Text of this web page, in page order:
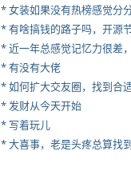
* 女装如果没有热榜感觉分
* 近一年总感觉记忆力很差
* 有没有大佬
* 如何扩大交友圈，找到合
* 发财从今天开始
* 写着玩儿
* 大喜事，老是头疼总算找